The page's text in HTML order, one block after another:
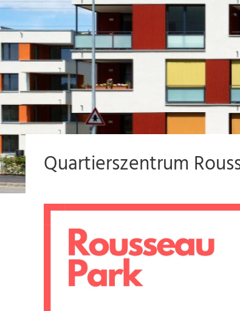
Quartierszentrum